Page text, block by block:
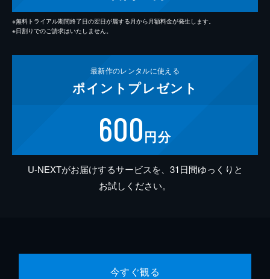
※無料トライアル期間終了日の翌日が属する月から月額料金が発生します。
※日割りでのご請求はいたしません。
最新作のレンタルに使える
ポイント プレゼント
600円分
U-NEXTがお届けするサービスを、31日間ゆっくりと
お試しください。
今すぐ観る